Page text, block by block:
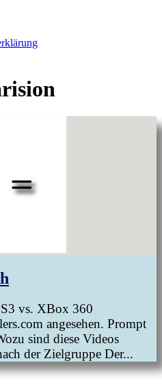
vs. XBox 360
angesehen. Prompt
sind diese Videos
der Zielgruppe Der...